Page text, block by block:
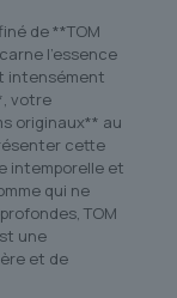
de **TOM
l’essence
intensément
votre
originaux** au
cette
intemporelle et
qui ne
TOM
une
et de